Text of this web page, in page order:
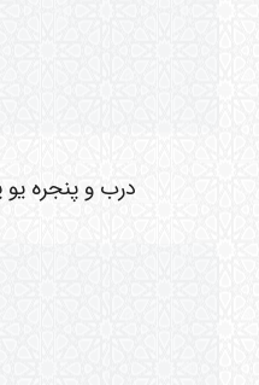
درب و پنجره